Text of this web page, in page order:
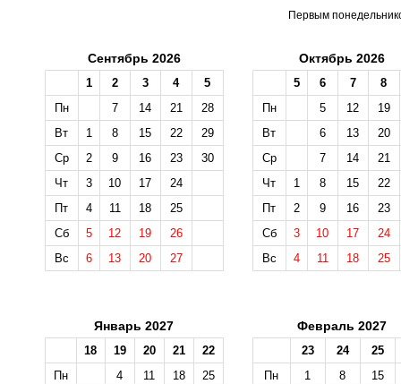
Первым
Сентябрь 2026
1 2 3 4
5
Пн
7 14 21
28
Вт
1 8 15 22
29
Ср
2 9 16 23
30
Чт
3 10 17
24
Пт
4 11 18
25
Сб
5 12 19
26
Вс
6 13 20 27
Октябрь 2026
5 6 7
8
Пн
5 12
19
Вт
6 13
20
Ср
7 14
21
Чт
1 8 15
22
Пт
2 9 16
23
Сб
3 10 17
24
Вс
4 11 18 25
Январь 2027
18 19 20 21
22
Пн
4 11 18
25
Февраль 2027
23 24
25
Пн
1 8
15